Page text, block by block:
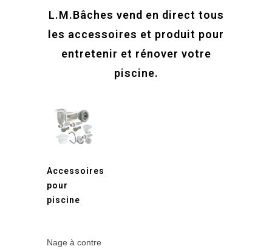
L.M.Bâches vend en direct tous
les accessoires et produit pour
entretenir et rénover votre
piscine.
Accessoires
pour
piscine
Nage à contre